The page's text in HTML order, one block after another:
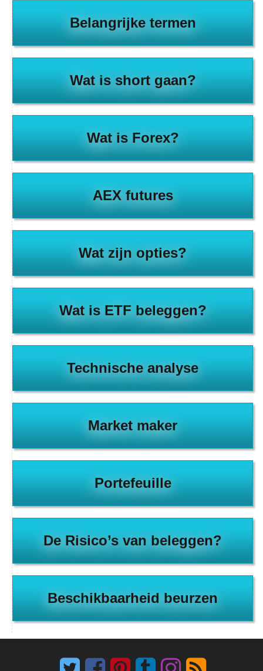
Belangrijke termen
Wat is short gaan?
Wat is Forex?
AEX futures
Wat zijn opties?
Wat is ETF beleggen?
Technische analyse
Market maker
Portefeuille
De Risico’s van beleggen?
Beschikbaarheid beurzen
TwitterFacebookPinterestTumblrInstagram
RSS